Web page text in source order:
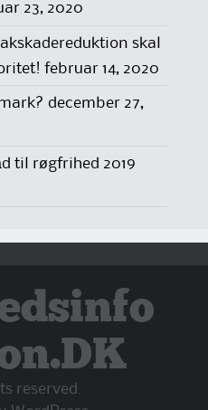
23, 2020
skal
februar 14, 2020
december 27,
til røgfrihed 2019
reserved.